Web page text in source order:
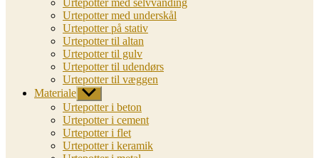
Urtepotter med selvvanding
Urtepotter med underskål
Urtepotter på stativ
Urtepotter til altan
Urtepotter til gulv
Urtepotter til udendørs
Urtepotter til væggen
Materiale Vis
undermenu
Urtepotter i beton
Urtepotter i cement
Urtepotter i flet
Urtepotter i keramik